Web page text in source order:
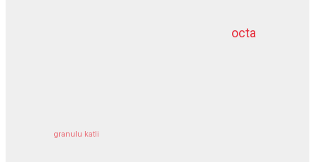
octa
granulu katli
dziļurbums